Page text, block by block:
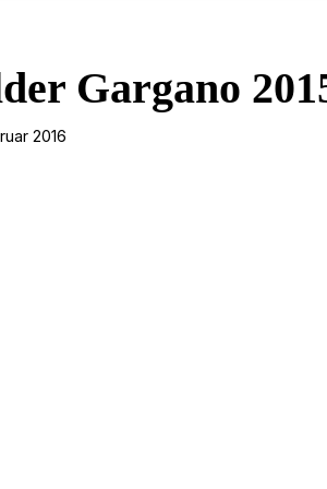
Gargano
2016